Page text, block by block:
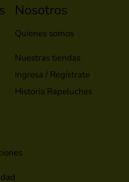
Nosotros
Quienes somos
Nuestras tiendas
Ingresa / Regístrate
Historia Rapeluches